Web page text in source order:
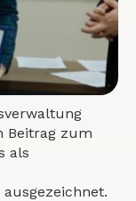
Beitrag zum
als